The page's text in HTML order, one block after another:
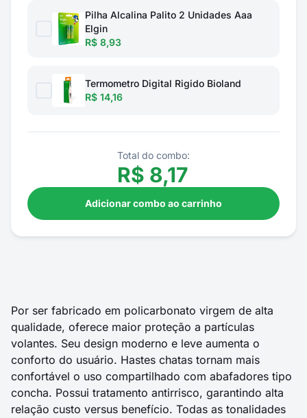
Pilha Alcalina Palito 2 Unidades Aaa
Elgin
R$ 8,93
Termometro Digital Rigido Bioland
R$ 14,16
Total do combo:
R$ 8,17
Adicionar combo ao carrinho
Por ser fabricado em policarbonato virgem de alta
qualidade, oferece maior proteção a partículas
volantes. Seu design moderno e leve aumenta o
conforto do usuário. Hastes chatas tornam mais
confortável o uso compartilhado com abafadores tipo
concha. Possui tratamento antirrisco, garantindo alta
relação custo versus benefício. Todas as tonalidades